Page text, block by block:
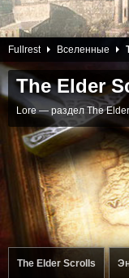
22 Февраля 2013
The Elder Scrolls
The Elder
Lore — раздел The
Fullrest Вселенные